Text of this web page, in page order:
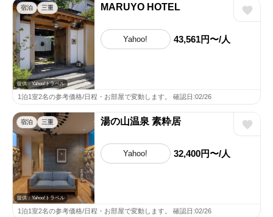
宿泊 三重
提供：Yahoo!トラベル
MARUYO HOTEL
Yahoo! 43,561円〜/人
1泊1室2名の参考価格/日程・お部屋で変動します。 確認日:02/26
宿泊 三重
提供：Yahoo!トラベル
湯の山温泉 素粋居
Yahoo! 32,400円〜/人
1泊1室2名の参考価格/日程・お部屋で変動します。 確認日:02/26